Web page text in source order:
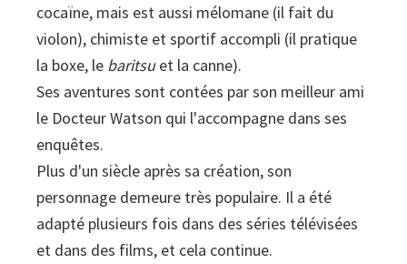
cocaïne, mais est aussi mélomane (il fait du
violon), chimiste et sportif accompli (il pratique
la boxe, le baritsuet la canne).
Ses aventures sont contées par son meilleur ami
le Docteur Watson qui l'accompagne dans ses
enquêtes.
Plus d'un siècle après sa création, son
personnage demeure très populaire. Il a été
adapté plusieurs fois dans des séries télévisées
et dans des films, et cela continue.